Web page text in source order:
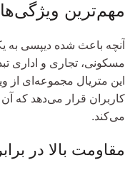
مهم‌ترین
آنچه باعث شده دیپسی به
مسکونی، تجاری و اداری
این متریال مجموعه‌ای از
کاربران قرار می‌دهد که آن
می‌کند.
مقاومت بالا در